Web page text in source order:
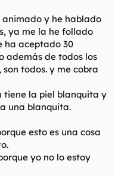
y he hablado
ya me la he follado
ha aceptado 30
además de todos los
todos. y me cobra
tiene la piel blanquita y
una blanquita.
esto es una cosa
yo no lo estoy